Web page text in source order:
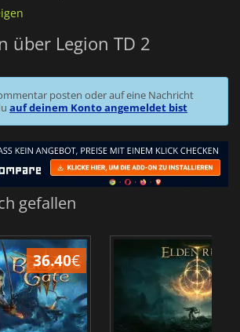
über Legion TD 2
posten oder auf eine Nachricht
auf deinem Konto angemeldet bist
gefallen
36.40€